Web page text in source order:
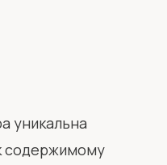
уникальна
содержимому